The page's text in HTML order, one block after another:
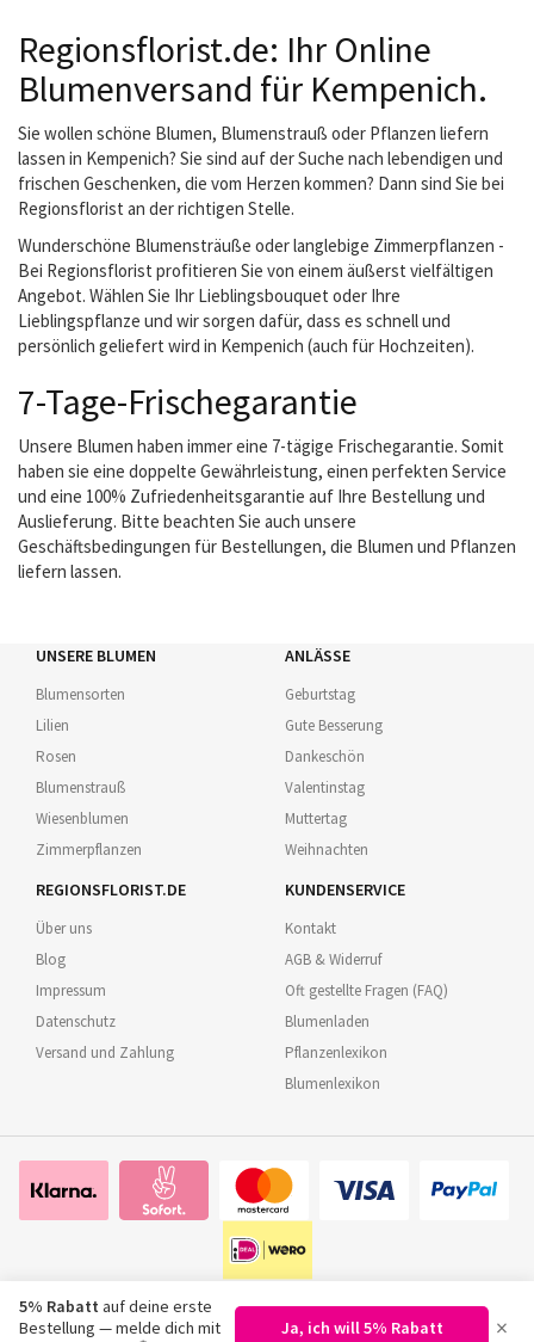
Regionsflorist.de: Ihr Online
Blumenversand für Kempenich.
Sie wollen schöne Blumen, Blumenstrauß oder Pflanzen liefern
lassen in Kempenich? Sie sind auf der Suche nach lebendigen und
frischen Geschenken, die vom Herzen kommen? Dann sind Sie bei
Regionsflorist an der richtigen Stelle.
Wunderschöne Blumensträuße oder langlebige Zimmerpflanzen -
Bei Regionsflorist profitieren Sie von einem äußerst vielfältigen
Angebot. Wählen Sie Ihr Lieblingsbouquet oder Ihre
Lieblingspflanze und wir sorgen dafür, dass es schnell und
persönlich geliefert wird in Kempenich (auch für Hochzeiten).
7-Tage-Frischegarantie
Unsere Blumen haben immer eine 7-tägige Frischegarantie. Somit
haben sie eine doppelte Gewährleistung, einen perfekten Service
und eine 100% Zufriedenheitsgarantie auf Ihre Bestellung und
Auslieferung. Bitte beachten Sie auch unsere
Geschäftsbedingungen für Bestellungen, die Blumen und Pflanzen
liefern lassen.
UNSERE BLUMEN
Blumensorten
Lilien
Rosen
Blumenstrauß
Wiesenblumen
Zimmerpflanzen
ANLÄSSE
Geburtstag
Gute Besserung
Dankeschön
Valentinstag
Muttertag
Weihnachten
REGIONSFLORIST.DE
Über uns
Blog
Impressum
Datenschutz
Versand und Zahlung
KUNDENSERVICE
Kontakt
AGB & Widerruf
Oft gestellte Fragen (FAQ)
Blumenladen
Pflanzenlexikon
Blumenlexikon
5% Rabatt auf deine erste
Bestellung — melde dich mit
Ja, ich will 5% Rabatt ×